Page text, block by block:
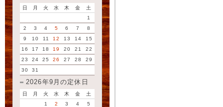
日 月 火 水 木 金
土
1
2
3 4 5 6 7
8
9
10 11 12 13 14
15
16
17 18 19 20 21
22
23
24 25 26 27 28
29
30
31
2026年9月の定休日
日 月 火 水 木 金
土
1
2 3 4
5